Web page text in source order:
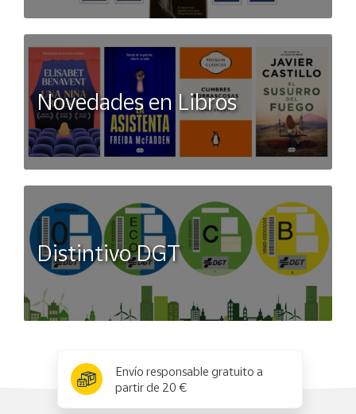
Novedades en Libros
Distintivo DGT
Envío responsable gratuito a
partir de 20 €